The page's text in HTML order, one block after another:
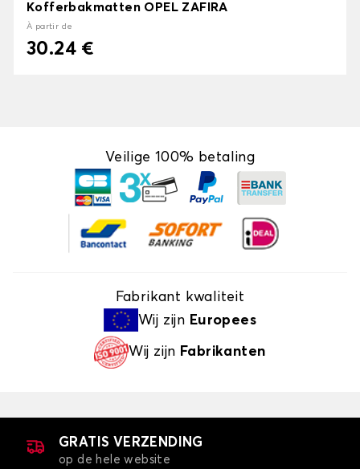
Kofferbakmatten OPEL ZAFIRA
À partir de
30.24 €
Veilige 100% betaling
Fabrikant kwaliteit
Wij zijn Europees
Wij zijn Fabrikanten
GRATIS VERZENDING
op de hele website